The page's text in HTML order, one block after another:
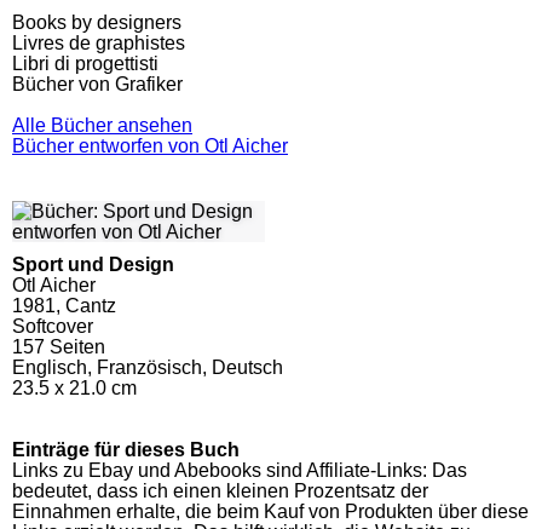
Books by designers
Livres de graphistes
Libri di progettisti
Bücher von Grafiker
Alle Bücher ansehen
Bücher entworfen von Otl Aicher
Sport und Design
Otl Aicher
1981, Cantz
Softcover
157 Seiten
Englisch, Französisch, Deutsch
23.5 x 21.0 cm
Einträge für dieses Buch
Links zu Ebay und Abebooks sind Affiliate-Links: Das
bedeutet, dass ich einen kleinen Prozentsatz der
Einnahmen erhalte, die beim Kauf von Produkten über diese